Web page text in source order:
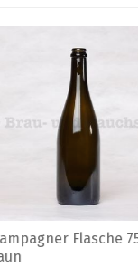
Drahtkorbspanner
Holzgriff